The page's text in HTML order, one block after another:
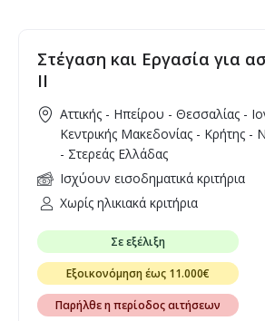
Στέγαση και Εργασία για
ΙΙ
Αττικής - Ηπείρου - Θεσσαλίας -
Κεντρικής Μακεδονίας - Κρήτης -
- Στερεάς Ελλάδας
Ισχύουν εισοδηματικά κριτήρια
Χωρίς ηλικιακά κριτήρια
Σε εξέλιξη
Εξοικονόμηση έως 11.000€
Παρήλθε η περίοδος αιτήσεων